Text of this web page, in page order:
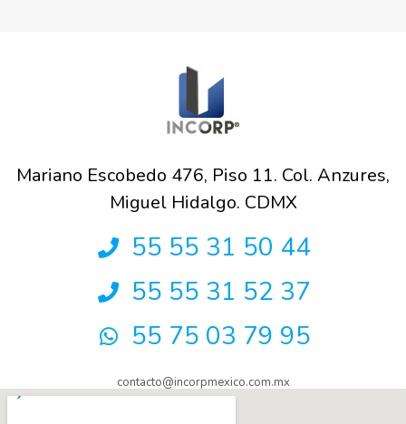
Mariano Escobedo 476, Piso 11. Col. Anzures,
Miguel Hidalgo. CDMX
55 55 31 50 44
55 55 31 52 37
55 75 03 79 95
contacto@incorpmexico.com.mx